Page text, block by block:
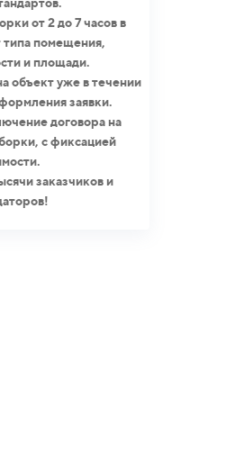
от 2 до 7 часов в
типа помещения,
и площади.
объект уже в течении
заявки.
договора на
с фиксацией
заказчиков и